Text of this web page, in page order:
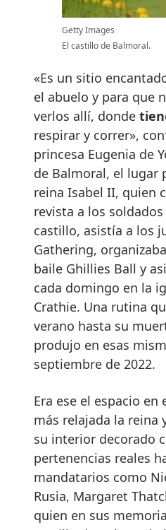
Getty Images
El castillo de Balmoral.
«Es un sitio
el abuelo y para que
verlos allí, donde
respirar y correr»,
princesa Eugenia de
de Balmoral, el lugar
reina Isabel II, quien
revista a los
castillo, asistía a los
Gathering,
baile Ghillies Ball y
cada domingo en la
Crathie. Una rutina
verano hasta su
produjo en esas
septiembre de 2022.
Era ese el espacio
más relajada la reina
su interior decorado
pertenencias reales
mandatarios como
Rusia, Margaret
quien en sus